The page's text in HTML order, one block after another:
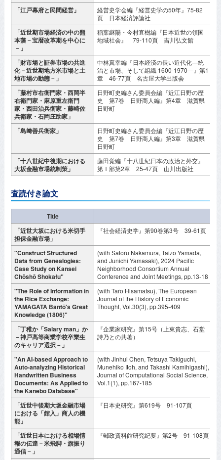
「江戸幕府と民間経営」
経営史学会編『経営史学の50年』75-82
頁 日本経済評論社
「近世期市場経済の中の熊
本藩－宝暦改革期を中心に
－」
稲葉継陽・今村直樹編『日本近世の領国
地域社会』 79-110頁 吉川弘文館
「財市場と証券市場の共進
化－近世期地方米市場と土
地市場の動態－」
中林真幸編『日本経済の長い近代化―統
治と市場、そして組織 1600-1970―』第1
章 46-77頁 名古屋大学出版会
「藤村市右衛門家・西岡半
右衛門家・麻原重左衛門
家・西田治兵衛家・藤崎佐
兵衛家・石岡庄助家」
日野町史編さん委員会編『近江日野の歴
史 第7巻 日野商人編』第4章 滋賀県
日野町
「島﨑善兵衛家」
日野町史編さん委員会編『近江日野の歴
史 第7巻 日野商人編』第3章 滋賀県
日野町
「十八世紀中後期における
大坂金融市場統制策」
藤田覚編『十八世紀日本の政治と外交』
第Ｉ部第2章 25-47頁 山川出版社
査読付き論文
Title
「近世大坂における米切手
担保金融市場」
『社会経済史学』第90巻第3号 39-61頁
"Construct Structured
Data from Genealogies:
Case Study on Kansei
Chōshō Shokafu"
(with Satoru Nakamura, Taizo Yamada,
and Junichi Yamasaki), 2024 Pacific
Neighborhood Consortium Annual
Conference and Joint Meetings, pp.13-18
"The Role of Information in
the Rice Exchange:
YAMAGATA Bantō's Great
Knowledge (1806)"
(with Taro Hisamatsu), The European
Journal of the History of Economic
Thought, Vol.30(3), pp.395-409
「丁稚か「Salary man」か
－神戸高等商業学校卒業生
のキャリア選択－」
『企業家研究』第15号（上東貴志、石堂
詩乃との共著）
"An AI-based Approach to
Auto-analyzing Historical
Handwritten Business
Documents: As Applied to
the Kanebo Database"
(with Jinhui Chen, Tetsuya Takiguchi,
Munehiko Itoh, and Takashi Kamihigashi),
Journal of Computational Social Science,
Vol.1(1), pp.167-185
「近世中後期大坂金融市場
における「館入」商人の機
能」
『日本史研究』第619号 91-107頁
「近世日本における相場情
報の伝達－米飛脚・旗振り
通信－」
『郵政資料館研究紀要』第2号 91-108頁